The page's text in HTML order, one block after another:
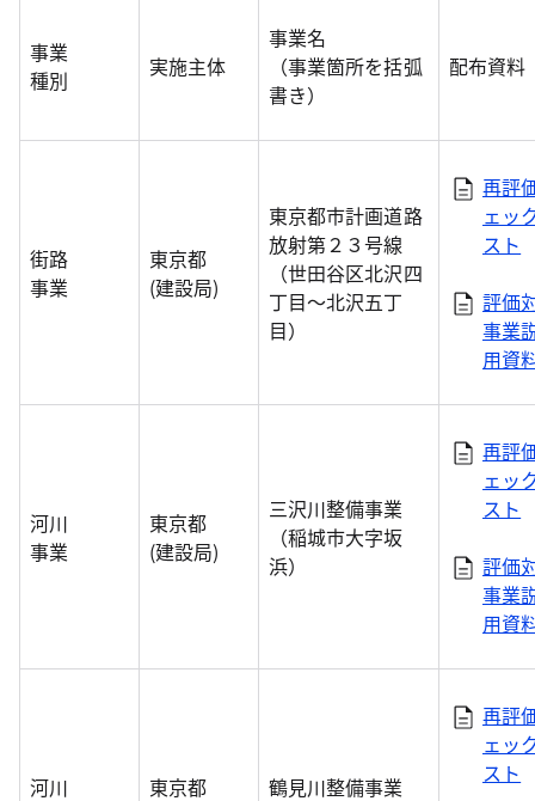
事業
種別
実施主体
事業名
（事業箇所を括弧
書き）
配布資料
街路
事業
東京都
(建設局)
東京都市計画道路
放射第２３号線
（世田谷区北沢四
丁目～北沢五丁
目）
再評
ェッ
スト
評価
事業
用資
河川
事業
東京都
(建設局)
三沢川整備事業
（稲城市大字坂
浜）
再評
ェッ
スト
評価
事業
用資
河川 東京都 鶴見川整備事業
再評
ェッ
スト